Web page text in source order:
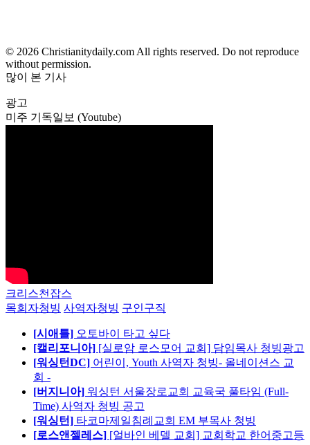
© 2026 Christianitydaily.com All rights reserved. Do not reproduce
without permission.
많이 본 기사
광고
미주 기독일보 (Youtube)
크리스천잡스
목회자청빙 사역자청빙 구인구직
[시애틀] 오토바이 타고 싶다
[캘리포니아] [실로암 로스모어 교회] 담임목사 청빙광고
[워싱턴DC] 어린이, Youth 사역자 청빙- 올네이션스 교
회 -
[버지니아] 워싱턴 서울장로교회 교육국 풀타임 (Full-
Time) 사역자 청빙 공고
[워싱턴] 타코마제일침례교회 EM 부목사 청빙
[로스앤젤레스] [얼바인 베델 교회] 교회학교 한어중고등